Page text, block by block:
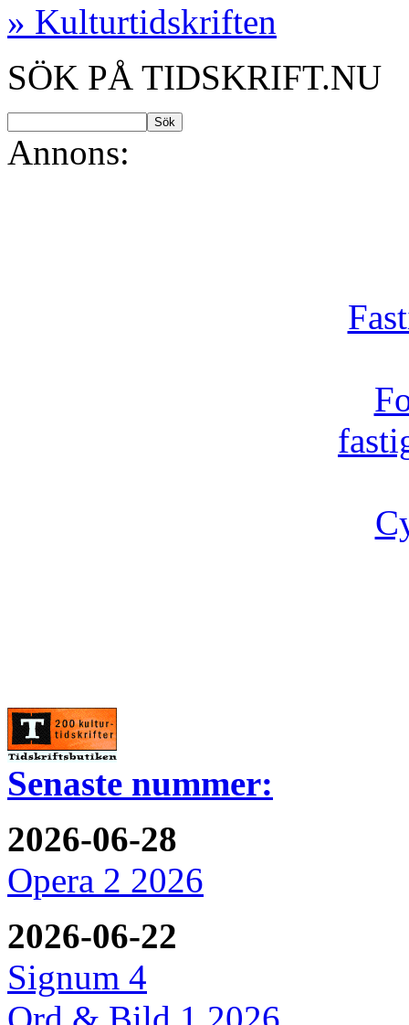
» Kulturtidskriften
SÖK PÅ TIDSKRIFT.NU
Annons:
Senaste nummer:
2026-06-28
Opera 2 2026
2026-06-22
Signum 4